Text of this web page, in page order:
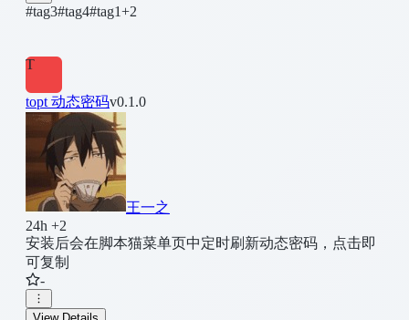
#tag3#tag4#tag1+2
T
topt 动态密码v0.1.0
王一之
24h +2
安装后会在脚本猫菜单页中定时刷新动态密码，点击即
可复制
-